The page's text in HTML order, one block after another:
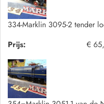
334-Marklin 3095-2 tender
Prijs:
€